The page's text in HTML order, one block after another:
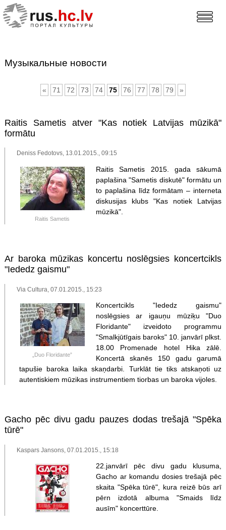
Музыкальные новости
« 71 72 73 74 75 76 77 78 79 »
Raitis Sametis atver "Kas notiek Latvijas mūzikā"
formātu
Deniss Fedotovs, 13.01.2015., 09:15
Raitis Sametis
Raitis Sametis 2015. gada sākumā
paplašina "Sametis diskutē" formātu un
to paplašina līdz formātam – interneta
diskusijas klubs "Kas notiek Latvijas
mūzikā".
Ar baroka mūzikas koncertu noslēgsies koncertcikls
"Iededz gaismu"
Via Cultura, 07.01.2015., 15:23
„Duo Floridante”
Koncertcikls "Iededz gaismu"
noslēgsies ar igauņu mūziķu "Duo
Floridante" izveidoto programmu
"Smalkjūtīgais baroks" 10. janvārī plkst.
18.00 Promenade hotel Hika zālē.
Koncertā skanēs 150 gadu garumā
tapušie baroka laika skaņdarbi. Turklāt tie tiks atskaņoti uz
autentiskiem mūzikas instrumentiem tiorbas un baroka vijoles.
Gacho pēc divu gadu pauzes dodas trešajā "Spēka
tūrē"
Kaspars Jansons, 07.01.2015., 15:18
22.janvārī pēc divu gadu klusuma,
Gacho ar komandu dosies trešajā pēc
skaita "Spēka tūrē", kura reizē būs arī
pērn izdotā albuma "Smaids līdz
ausīm" koncerttūre.